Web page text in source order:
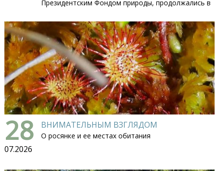
Президентским Фондом природы, продолжались в
28
07.2026
ВНИМАТЕЛЬНЫМ ВЗГЛЯДОМ
О росянке и ее местах обитания